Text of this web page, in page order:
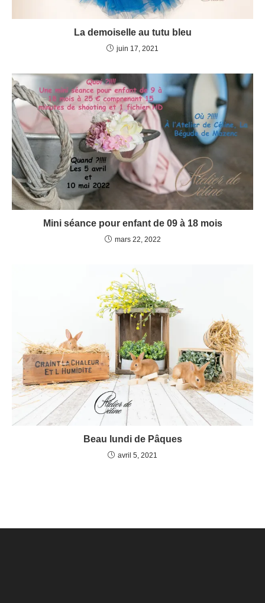
La demoiselle au tutu bleu
juin 17, 2021
Mini séance pour enfant de 09 à 18 mois
mars 22, 2022
Beau lundi de Pâques
avril 5, 2021